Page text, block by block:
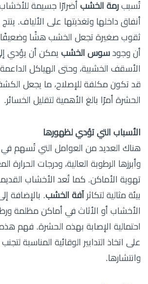
تُسبب رمة الخشب أضرارًا جسيمة
أنفاق داخلها وتغذيتها على الألياف.
ثقوب صغيرة تجعل الخشب هشًا وضعيفًا
أن وجود سوس الخشب يمكن أن يؤدي
الأسقف الخشبية، وحتى الهياكل الداعمة
قد تكون مكلفة للإصلاح، ما يجعل
الحشرة أمرًا بالغ الأهمية لتقليل الخسائر.
الأسباب التي تؤدي لظهورها
هناك العديد من العوامل التي تُسهم
وأبرزها الرطوبة العالية، ودرجات الحرارة
تهوية الأماكن. كما تُعد الأخشاب
بيئة مثالية لتكاثر آفة الخشب. بالإضافة
الأخشاب أو الأثاث في أماكن مظلمة
احتمالية الإصابة بهذه الحشرة. فهم
على اتخاذ التدابير الوقائية المناسبة
وانتشارها.